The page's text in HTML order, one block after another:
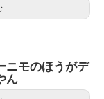
ニモのほうがデ
ん